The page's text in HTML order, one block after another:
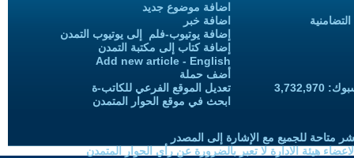
اضافة موضوع جديد
اضافة خبر
إضافة يوتيوب-فلم إلى يوتيوب التمدن
إضافة كتاب إلى مكتبة التمدن
Add new article - English
أضف حملة
تعديل الموقع الفرعي للكاتب-ة
ابحث في موقع الحوار المتمدن
متاحة للجميع مع الإشارة إلى المصدر
هيئة الادارة لا تعبر بالضرورة عن رأي الحوار المتمدن